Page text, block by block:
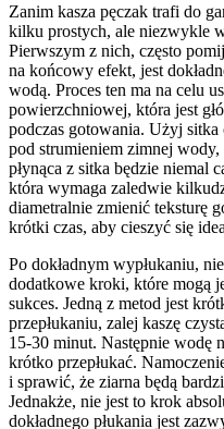
Zanim kasza pęczak trafi do
kilku prostych, ale niezwykle
Pierwszym z nich, często
na końcowy efekt, jest
wodą. Proces ten ma na celu
powierzchniowej, która jest
podczas gotowania. Użyj sitka
pod strumieniem zimnej wody,
płynąca z sitka będzie niemal
która wymaga zaledwie
diametralnie zmienić teksturę
krótki czas, aby cieszyć się
Po dokładnym wypłukaniu,
dodatkowe kroki, które mogą
sukces. Jedną z metod jest
przepłukaniu, zalej kaszę
15-30 minut. Następnie wodę
krótko przepłukać.
i sprawić, że ziarna będą
Jednakże, nie jest to krok
dokładnego płukania jest